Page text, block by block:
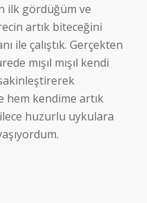
ilk gördüğüm ve
artık biteceğini
ile çalıştık. Gerçekten
mışıl mışıl kendi
hem kendime artık
huzurlu uykulara